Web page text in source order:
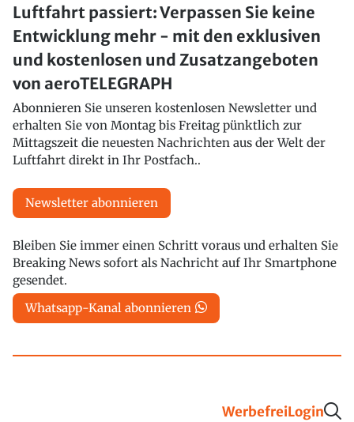
Luftfahrt passiert: Verpassen Sie keine
Entwicklung mehr - mit den exklusiven
und kostenlosen und Zusatzangeboten
von aeroTELEGRAPH
Abonnieren Sie unseren kostenlosen Newsletter und
erhalten Sie von Montag bis Freitag pünktlich zur
Mittagszeit die neuesten Nachrichten aus der Welt der
Luftfahrt direkt in Ihr Postfach..
Newsletter abonnieren
Bleiben Sie immer einen Schritt voraus und erhalten Sie
Breaking News sofort als Nachricht auf Ihr Smartphone
gesendet.
Whatsapp-Kanal abonnieren
WerbefreiLogin